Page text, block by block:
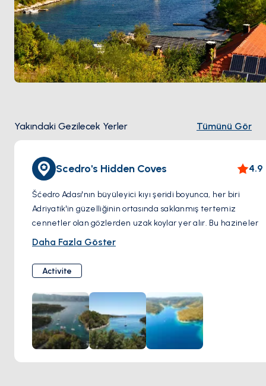
Yakındaki Gezilecek Yerler Tümünü Gör
Scedro's Hidden Coves 4.9
Šćedro Adası'nın büyüleyici kıyı şeridi boyunca, her biri
Adriyatik'in güzelliğinin ortasında saklanmış tertemiz
cennetler olan gözlerden uzak koylar yer alır. Bu hazineler
sizi kristal berraklığındaki suların, el değmemiş kıyıların ve
yaşamaya davet ediyor.
Kendinizi Šćedro'nun gür yeşillikleriyle çevrili gizli bir koya
yelken açarken hayal edin. Serinletici Adriyatik'e dalın,
şnorkel ile su altı dünyasını keşfedin ya da sadece özel bir
plajda güneşlenin. Bu koylar kalabalıktan kaçış, gerçek
anlamda gevşeme imkanı sunuyor.
Šćedro'nun koyları nefes kesen manzaralardan çok daha
fazlasını barındırır. Ada maceranıza bir tarih katmanı
Daha Fazla Göster
Activite